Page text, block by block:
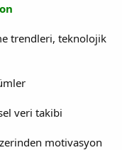
trendleri, teknolojik
veri takibi
motivasyon